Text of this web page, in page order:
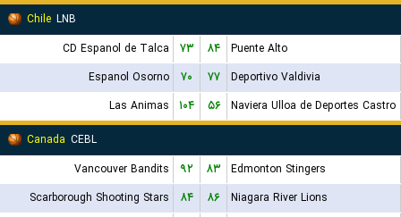
Chile LNB
CD Espanol de Talca
۷۳ ۸۴
Puente Alto
Espanol Osorno
۷۰ ۷۷
Deportivo Valdivia
Las Animas
۱۰۴ ۵۶
Naviera Ulloa de Deportes Castro
Canada CEBL
Vancouver Bandits
۹۲ ۸۳
Edmonton Stingers
Scarborough Shooting Stars
۸۴ ۸۶
Niagara River Lions